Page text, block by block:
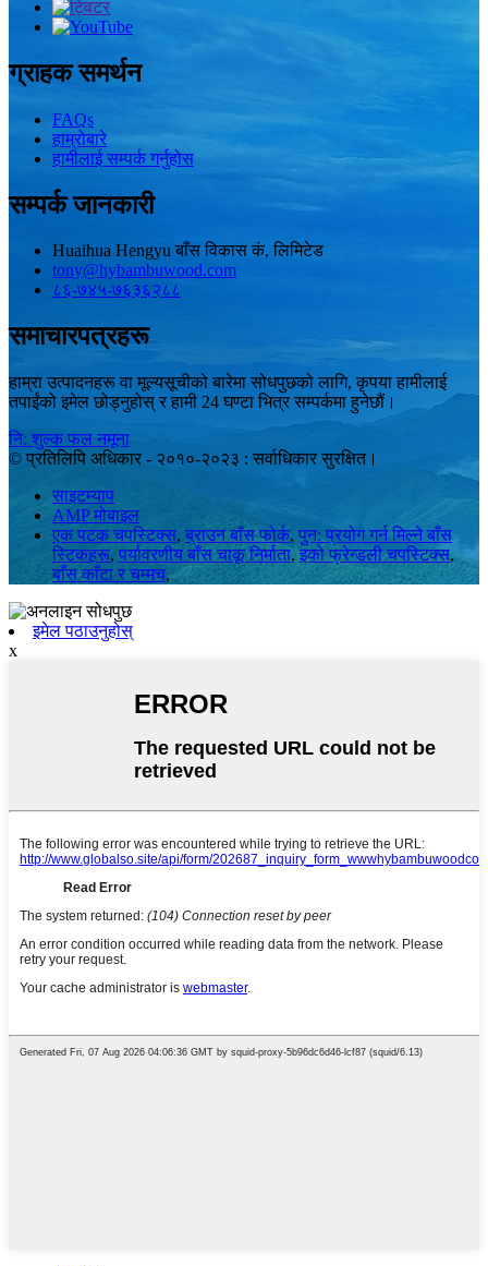
ग्राहक समर्थन
FAQs
हाम्रोबारे
हामीलाई सम्पर्क गर्नुहोस
सम्पर्क जानकारी
Huaihua Hengyu बाँस विकास कं, लिमिटेड
tony@hybambuwood.com
८६-७४५-७६३६२८८
समाचारपत्रहरू
हाम्रा उत्पादनहरू वा मूल्यसूचीको बारेमा सोधपुछको लागि, कृपया हामीलाई
तपाईंको इमेल छोड्नुहोस् र हामी 24 घण्टा भित्र सम्पर्कमा हुनेछौं।
नि: शुल्क फल नमूना
© प्रतिलिपि अधिकार - २०१०-२०२३ : सर्वाधिकार सुरक्षित।
साइटम्याप
AMP मोबाइल
एक पटक चपस्टिक्स, ब्राउन बाँस फोर्क, पुन: प्रयोग गर्न मिल्ने बाँस
स्टिकहरू, पर्यावरणीय बाँस चाकू निर्माता,इको फ्रेन्डली चपस्टिक्स,
बाँस काँटा र चम्मच,
इमेल पठाउनुहोस्
x